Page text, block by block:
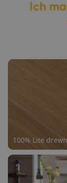
Ich
100% Lite